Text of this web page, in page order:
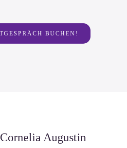
BUCHEN!
Augustin